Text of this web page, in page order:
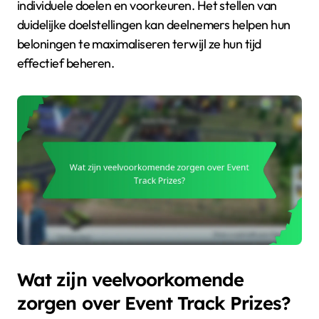
individuele doelen en voorkeuren. Het stellen van
duidelijke doelstellingen kan deelnemers helpen hun
beloningen te maximaliseren terwijl ze hun tijd
effectief beheren.
Wat zijn veelvoorkomende
zorgen over Event Track Prizes?